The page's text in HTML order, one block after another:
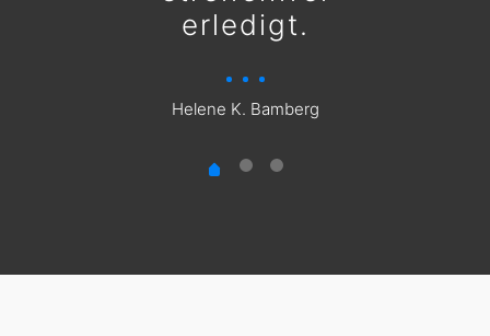
erledigt.
Helene K. Bamberg